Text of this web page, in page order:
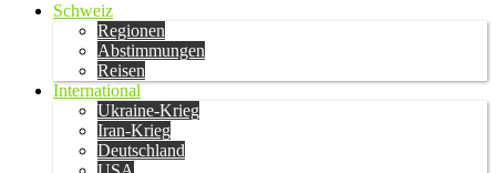
Schweiz
Regionen
Abstimmungen
Reisen
International
Ukraine-Krieg
Iran-Krieg
Deutschland